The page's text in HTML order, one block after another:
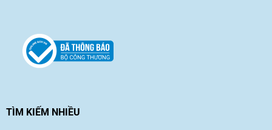
TÌM KIẾM NHIỀU